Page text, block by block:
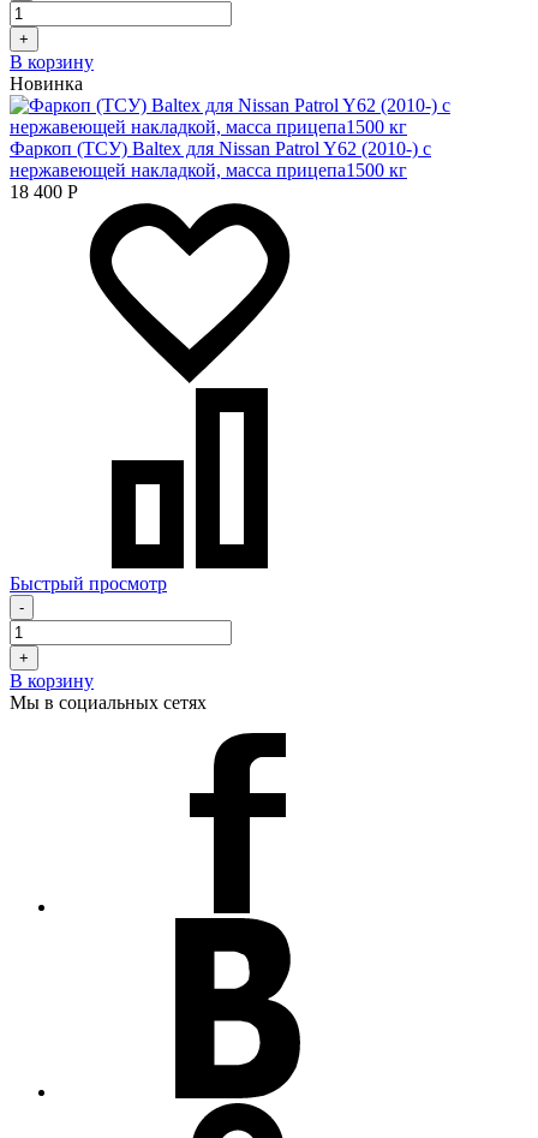
+
В корзину
Новинка
Фаркоп (ТСУ) Baltex для Nissan Patrol Y62 (2010-) с
нержавеющей накладкой, масса прицепа1500 кг
18 400 Р
Быстрый просмотр
-
+
В корзину
Мы в социальных сетях